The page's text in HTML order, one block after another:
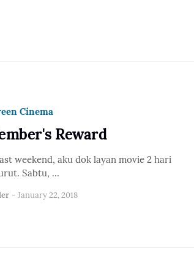
Cinema
Reward
weekend, aku dok layan movie 2 hari
Sabtu, …
- January 22, 2018